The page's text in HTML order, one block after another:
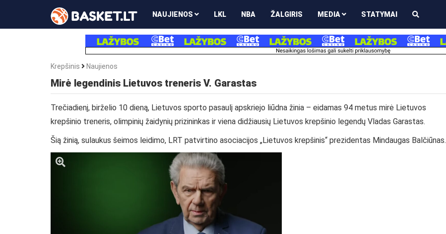
NAUJIENOS LKL NBA ŽALGIRIS MEDIA STATYMAI
Krepšinis Naujienos
Mirė legendinis Lietuvos treneris V. Garastas
Trečiadienį, birželio 10 dieną, Lietuvos sporto pasaulį apskriejo liūdna žinia – eidamas 94 metus mirė Lietuvos
krepšinio treneris, olimpinių žaidynių prizininkas ir viena didžiausių Lietuvos krepšinio legendų Vladas Garastas.
Šią žinią, sulaukus šeimos leidimo, LRT patvirtino asociacijos „Lietuvos krepšinis“ prezidentas Mindaugas Balčiūnas.